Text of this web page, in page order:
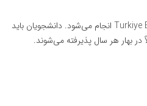
درخواست بورسیه دولتی ترکیه به صورت آنلاین و از طریق وب‌سایت رسمی Turkiye Burslari انجام می‌شود. دانشجویان باید
در بهار هر سال پذیرفته می‌شوند.